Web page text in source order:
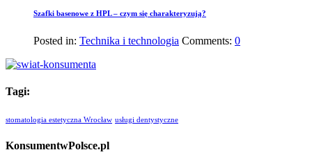
Szafki basenowe z HPL – czym się charakteryzują?
Posted in: Technika i technologia Comments: 0
Tagi:
stomatologia estetyczna Wrocław usługi dentystyczne
KonsumentwPolsce.pl